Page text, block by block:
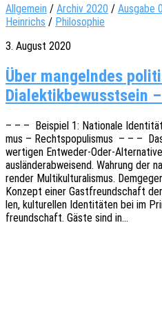
Allgemein / Archiv 2020 / Ausgabe
Heinrichs / Philosophie
3. August 2020
Über mangelndes
Dialektikbewusstsein
– – – Beispiel 1: Natio­na­le
mus – Rechts­po­pu­lis­mus – – –
wer­ti­gen Entwe­­der-Oder-
auslän­der­ab­wei­send. Wahrung der
ren­der Multi­kul­tu­ra­lis­mus.
Konzept einer Gast­freund­schaft
len, kultu­rel­len Iden­ti­tä­ten bei im
freund­schaft. Gäste sind in…